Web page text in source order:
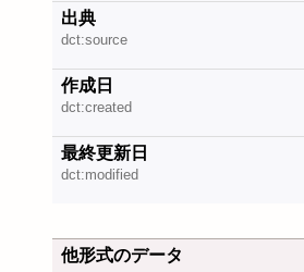
出典
dct:source
作成日
dct:created
最終更新日
dct:modified
他形式のデータ